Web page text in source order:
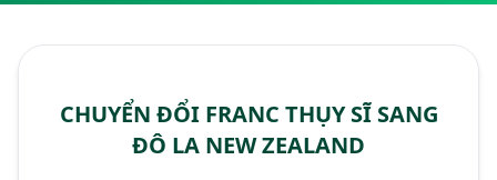
CHUYỂN ĐỔI FRANC THỤY SĨ SANG
ĐÔ LA NEW ZEALAND